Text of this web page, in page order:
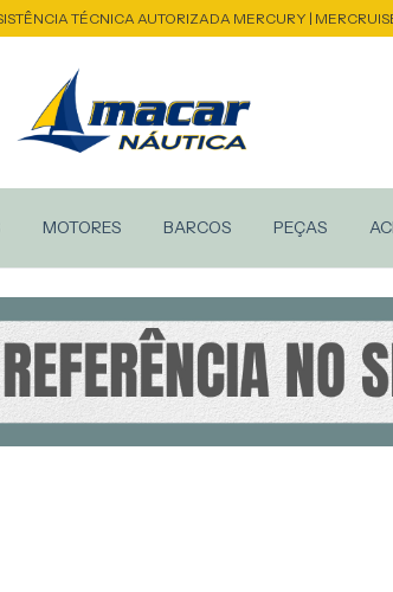
TÉCNICA AUTORIZADA MERCURY |
MOTORES BARCOS PEÇAS